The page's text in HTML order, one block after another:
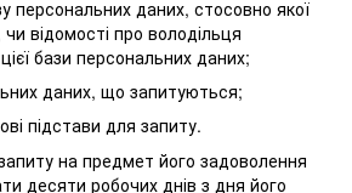
персональних даних, стосовно якої
відомості про володільця
бази персональних даних;
даних, що запитуються;
підстави для запиту.
на предмет його задоволення
десяти робочих днів з дня його